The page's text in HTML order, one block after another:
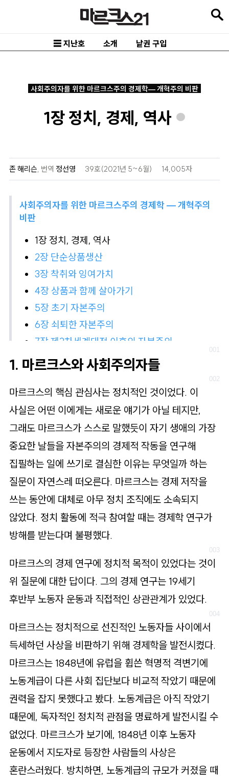
로
☰ 지난호 소개 낱권 구입
사회주의자를 위한 마르크스주의 경제학— 개혁주의 비판
1장 정치, 경제, 역사
존 해리슨, 번역 정선영 39호(2021년 5~6월) 14,005자
사회주의자를 위한 마르크스주의 경제학 — 개혁주의
비판
1장 정치, 경제, 역사
2장 단순상품생산
3장 착취와 잉여가치
4장 상품과 함께 살아가기
5장 초기 자본주의
6장 쇠퇴한 자본주의
7장 제2차세계대전 이후의 자본주의
1. 마르크스와 사회주의자들
마르크스의 핵심 관심사는 정치적인 것이었다. 이
사실은 어떤 이에게는 새로운 얘기가 아닐 테지만,
그래도 마르크스가 스스로 말했듯이 자기 생애의 가장
중요한 날들을 자본주의의 경제적 작동을 연구해
집필하는 일에 쓰기로 결심한 이유는 무엇일까 하는
질문이 자연스레 떠오른다. 마르크스는 경제 저작을
쓰는 동안에 대체로 아무 정치 조직에도 소속되지
않았다. 정치 활동에 적극 참여할 때는 경제학 연구가
방해를 받는다며 불평했다.
마르크스의 경제 연구에 정치적 목적이 있었다는 것이
위 질문에 대한 답이다. 그의 경제 연구는 19세기
후반부 노동자 운동과 직접적인 상관관계가 있었다.
마르크스는 정치적으로 선진적인 노동자들 사이에서
득세하던 사상을 비판하기 위해 경제학을 발전시켰다.
마르크스는 1848년에 유럽을 휩쓴 혁명적 격변기에
노동계급이 다른 사회 집단보다 비교적 작았기 때문에
권력을 잡지 못했다고 봤다. 노동계급은 아직 작았기
때문에, 독자적인 정치적 관점을 명료하게 발전시킬 수
없었다. 마르크스가 보기에, 1848년 이후 노동자
운동에서 지도자로 등장한 사람들의 사상은
혼란스러웠다. 방치하면, 노동계급의 규모가 커졌을 때